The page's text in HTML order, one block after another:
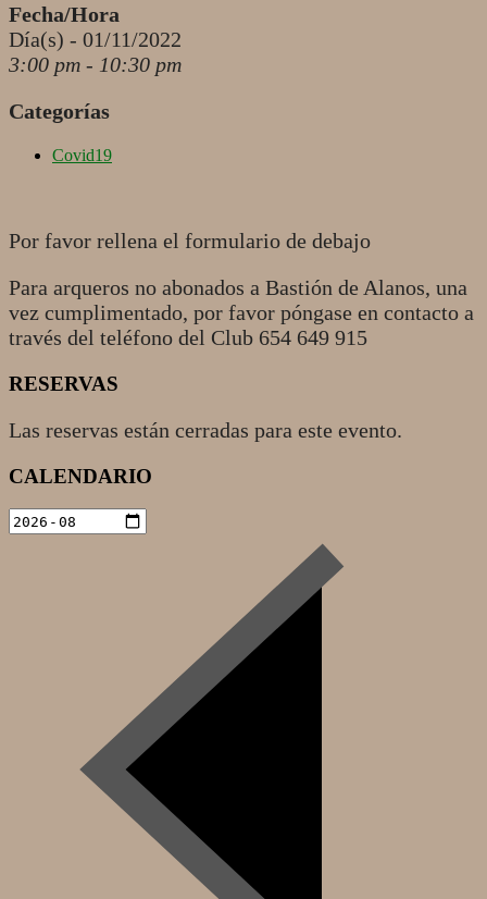
Fecha/Hora
Día(s) - 01/11/2022
3:00 pm - 10:30 pm
Categorías
Covid19
Por favor rellena el formulario de debajo
Para arqueros no abonados a Bastión de Alanos, una
vez cumplimentado, por favor póngase en contacto a
través del teléfono del Club 654 649 915
RESERVAS
Las reservas están cerradas para este evento.
2022-
01
CALENDARIO